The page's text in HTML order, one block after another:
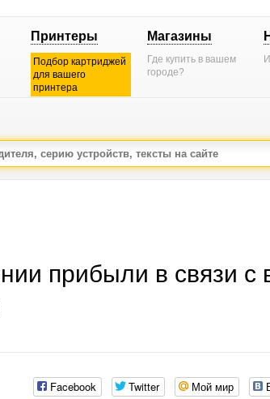
Принтеры
Подбор картриджей
для вашего
принтера
Магазины
Где купить в вашем
городе?
прибыли в связи с
Facebook Twitter Мой мир